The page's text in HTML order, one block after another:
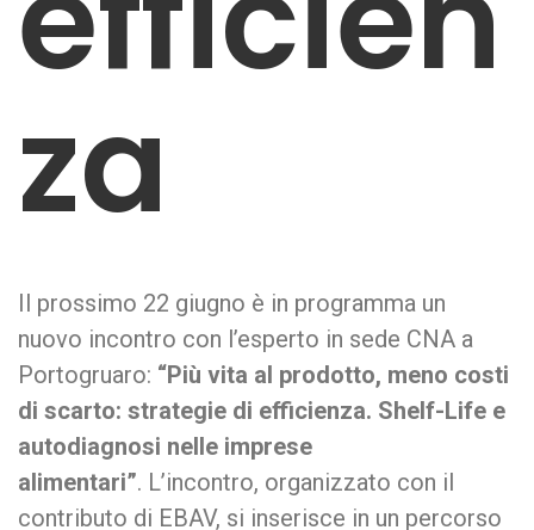
za
Il prossimo 22 giugno è in programma un
nuovo incontro con l’esperto in sede CNA a
Portogruaro: “Più vita al prodotto, meno costi
di scarto: strategie di efficienza. Shelf-Life e
autodiagnosi nelle imprese
alimentari”. L’incontro, organizzato con il
contributo di EBAV, si inserisce in un percorso